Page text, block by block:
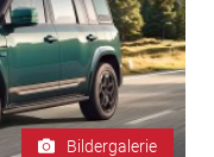
Bildergalerie